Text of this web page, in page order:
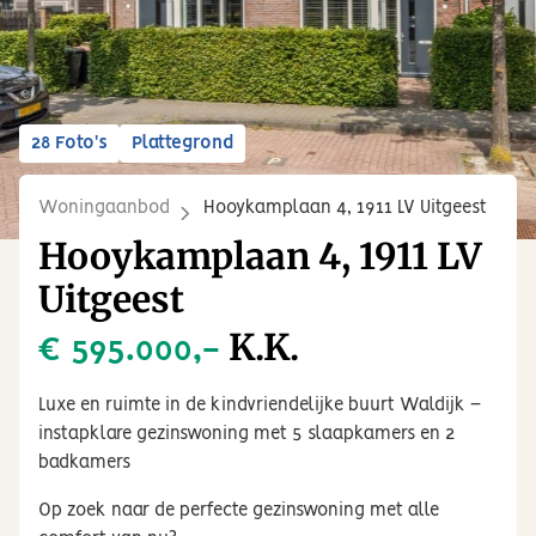
28 Foto's Plattegrond
Woningaanbod Hooykamplaan 4, 1911 LV Uitgeest
Hooykamplaan 4, 1911 LV
Uitgeest
€ 595.000,- K.K.
Luxe en ruimte in de kindvriendelijke buurt Waldijk –
instapklare gezinswoning met 5 slaapkamers en 2
badkamers
Op zoek naar de perfecte gezinswoning met alle